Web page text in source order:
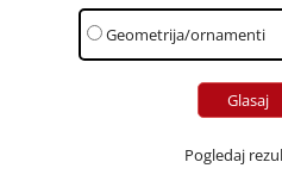
Geometrija/ornamenti
Pogledaj